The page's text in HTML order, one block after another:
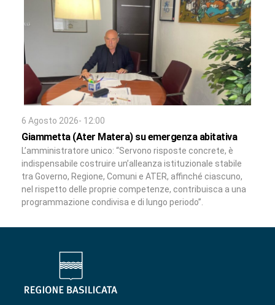
6 Agosto 2026- 12:00
Giammetta (Ater Matera) su emergenza abitativa
L’amministratore unico: “Servono risposte concrete, è
indispensabile costruire un’alleanza istituzionale stabile
tra Governo, Regione, Comuni e ATER, affinché ciascuno,
nel rispetto delle proprie competenze, contribuisca a una
programmazione condivisa e di lungo periodo”.